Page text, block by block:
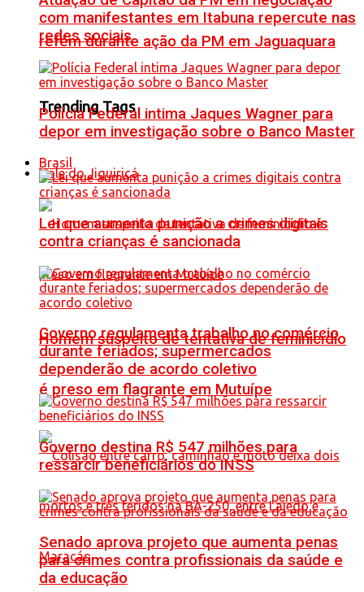
refém durante ação da PM em Jaguaquara
Trending Tags
Vale do Jiquiriçá
Homem suspeito de tentativa de feminicídio
é preso em flagrante em Mutuípe
com manifestantes em Itabuna repercute nas
redes sociais
Polícia Federal intima Jaques Wagner para
depor em investigação sobre o Banco Master
Brasil
Lei que aumenta punição a crimes digitais
contra crianças é sancionada
Governo regulamenta trabalho no comércio
durante feriados; supermercados
dependerão de acordo coletivo
Governo destina R$ 547 milhões para
ressarcir beneficiários do INSS
Senado aprova projeto que aumenta penas
para crimes contra profissionais da saúde e
da educação